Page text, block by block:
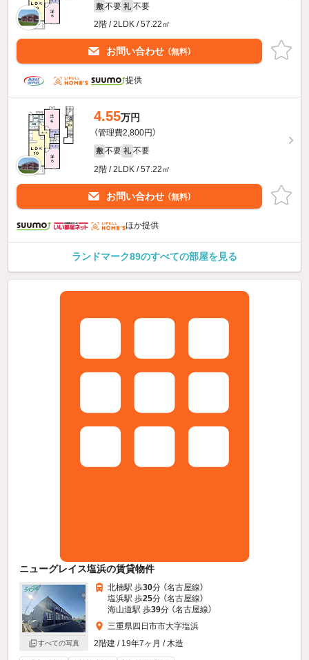
敷 不要 礼 不要
2階 / 2LDK / 57.22㎡
お問い合わせ （無料）
提供
4.55万円
（管理費2,800円）
敷 不要 礼 不要
2階 / 2LDK / 57.22㎡
お問い合わせ （無料）
ほか提供
ランドマーク89のすべての部屋を見る
ニューグレイス塩浜の賃貸物件
すべての写真
北楠駅 歩30分 （名古屋線）
塩浜駅 歩25分 （名古屋線）
海山道駅 歩39分 （名古屋線）
三重県四日市市大字塩浜
2階建 / 19年7ヶ月 / 木造